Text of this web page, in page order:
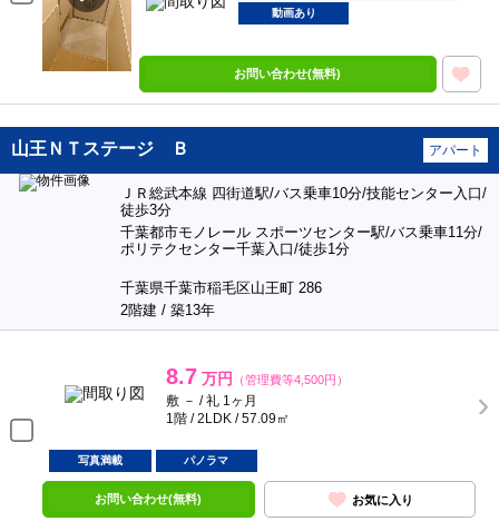
動画あり
お問い合わせ(無料)
山王ＮＴステージ Ｂ アパート
ＪＲ総武本線 四街道駅/バス乗車10分/技能センター入口/
徒歩3分
千葉都市モノレール スポーツセンター駅/バス乗車11分/
ポリテクセンター千葉入口/徒歩1分
千葉県千葉市稲毛区山王町 286
2階建 / 築13年
8.7 万円 （管理費等4,500円）
敷 － / 礼 1ヶ月
1階 / 2LDK / 57.09㎡
写真満載 パノラマ
お問い合わせ(無料) お気に入り